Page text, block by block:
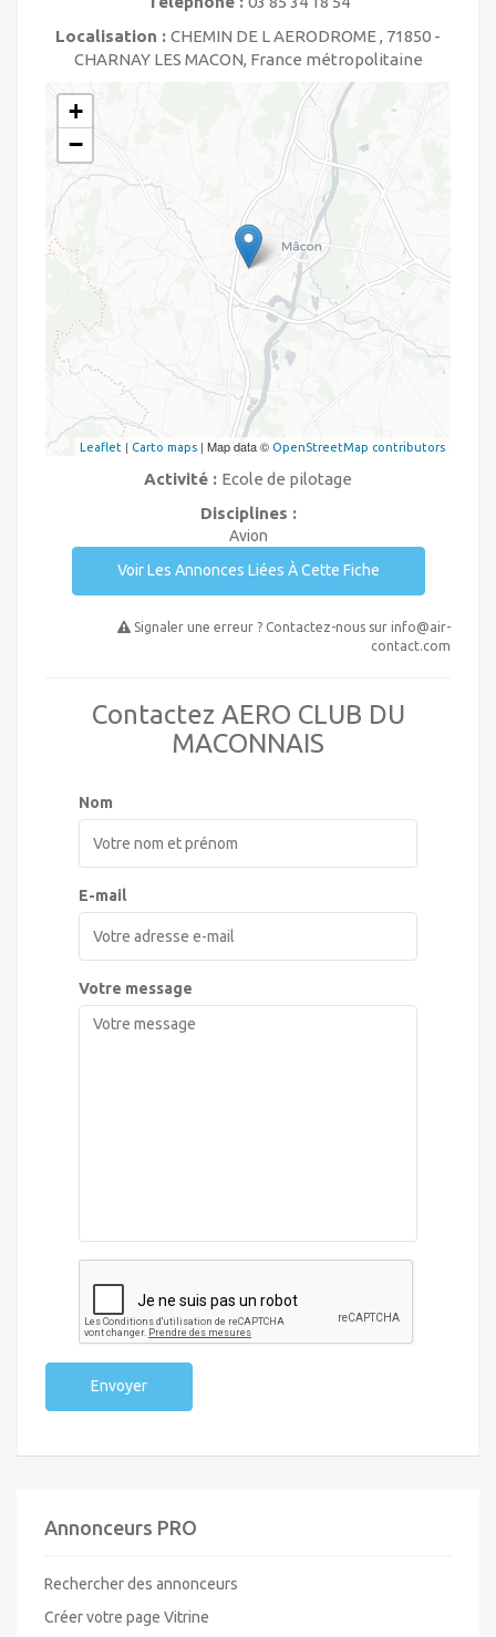
Localisation : CHEMIN DE L AERODROME , 71850 -
CHARNAY LES MACON, France métropolitaine
+
−
Leaflet | Carto maps | Map data © OpenStreetMap contributors
Activité : Ecole de pilotage
Disciplines :
Avion
Voir Les Annonces Liées À Cette Fiche
Signaler une erreur ? Contactez-nous sur info@air-
contact.com
Contactez AERO CLUB DU
MACONNAIS
Nom
E-mail
Votre message
Envoyer
Annonceurs PRO
Rechercher des annonceurs
Créer votre page Vitrine